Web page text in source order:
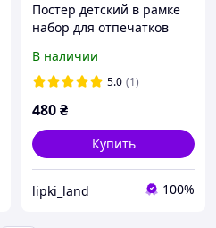
Постер детский в рамке
набор для отпечатков
В наличии
5.0 (1)
480₴
Купить
lipki_land 100%